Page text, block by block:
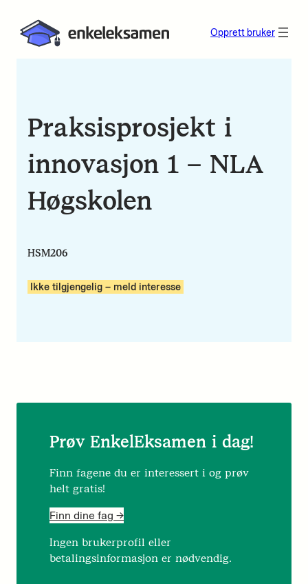
Opprett bruker
Praksisprosjekt i
innovasjon 1 – NLA
Høgskolen
HSM206
Ikke tilgjengelig – meld interesse
Prøv EnkelEksamen i dag!
Finn fagene du er interessert i og prøv
helt gratis!
Finn dine fag ->
Ingen brukerprofil eller
betalingsinformasjon er nødvendig.